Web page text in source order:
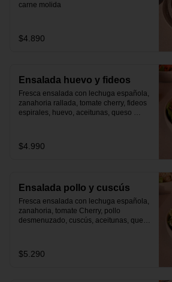
carne molida
$4.890
Ensalada huevo y fideos
Fresca ensalada con lechuga española,
zanahoria rallada, tomate cherry, fideos
espirales, huevo, aceitunas, queso
$4.990
Ensalada pollo y cuscús
Fresca ensalada con lechuga española,
zanahoria, tomate Cherry, pollo
desmenuzado, cuscús, aceitunas, queso
$5.290